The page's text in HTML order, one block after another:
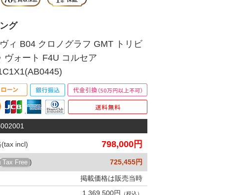
グ
ィ B04 クロノグラフ GMT トリビ
ヴォート F4U コルセア
incl) 798,000円
Tax Free ) 725,455円
掲載価格は販売当時
1,369,500円 （税込）